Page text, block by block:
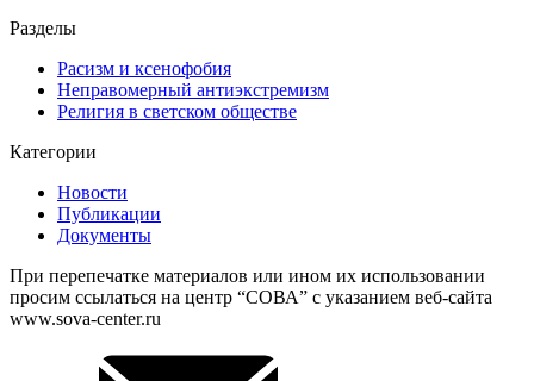
Разделы
Расизм и ксенофобия
Неправомерный антиэкстремизм
Религия в светском обществе
Категории
Новости
Публикации
Документы
При перепечатке материалов или ином их использовании
просим ссылаться на центр “СОВА” с указанием веб-сайта
www.sova-center.ru